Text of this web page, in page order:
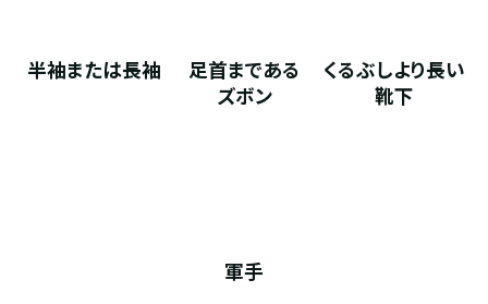
半袖または長袖
足首まである
ズボン
くるぶしより長い
靴下
軍手